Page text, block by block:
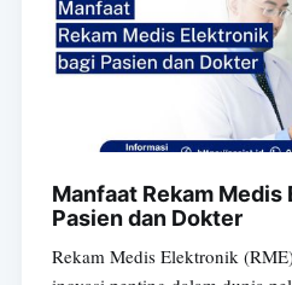
Manfaat Rekam Medis
Pasien dan Dokter
Rekam Medis Elektronik